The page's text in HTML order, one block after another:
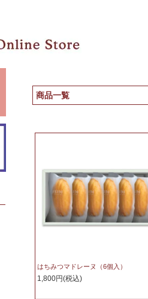
商品一覧
はちみつマドレーヌ（6個入）
1,800円(税込)